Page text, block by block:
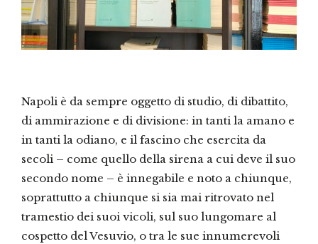
Napoli è da sempre oggetto di studio, di dibattito,
di ammirazione e di divisione: in tanti la amano e
in tanti la odiano, e il fascino che esercita da
secoli – come quello della sirena a cui deve il suo
secondo nome – è innegabile e noto a chiunque,
soprattutto a chiunque si sia mai ritrovato nel
tramestio dei suoi vicoli, sul suo lungomare al
cospetto del Vesuvio, o tra le sue innumerevoli